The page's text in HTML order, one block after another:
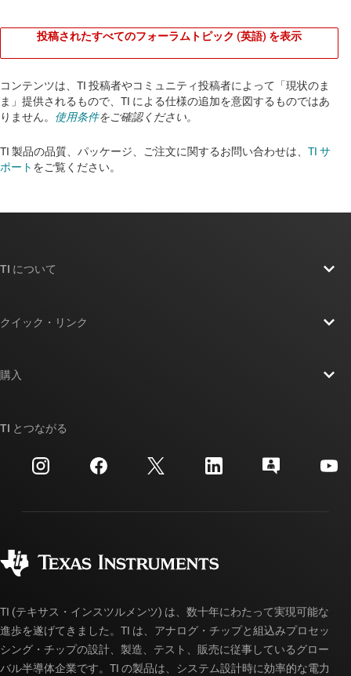
投稿されたすべてのフォーラムトピック (英語) を表示
コンテンツは、TI 投稿者やコミュニティ投稿者によって「現状のま
ま」提供されるもので、TI による仕様の追加を意図するものではあ
りません。 使用条件をご確認ください。
TI 製品の品質、パッケージ、ご注文に関するお問い合わせは、 TI サ
ポート をご覧ください。​​​​​​​​​​​​​​
TI について
投資家向け情報
製造
クイック・リンク
クロスリファレンス検索
カスタマー・サポート・センター
myTI アカウントの FAQ
購入
ご注文に関する FAQ
TI とつながる
TI (テキサス・インスツルメンツ) は、数十年にわたって実現可能な
進歩を遂げてきました。TI は、アナログ・チップと組込みプロセッ
シング・チップの設計、製造、テスト、販売に従事しているグロー
バル半導体企業です。TI の製品は、システム設計時に効率的な電力